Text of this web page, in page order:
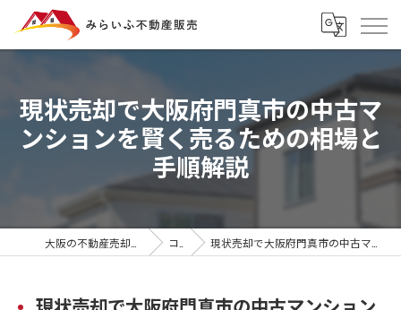
現状売却で大阪府門真市の中古マ
ンションを賢く売るための相場と
手順解説
コラム 現状売却で大阪府門真市の中古マンションを賢く売るための相場と手順解説